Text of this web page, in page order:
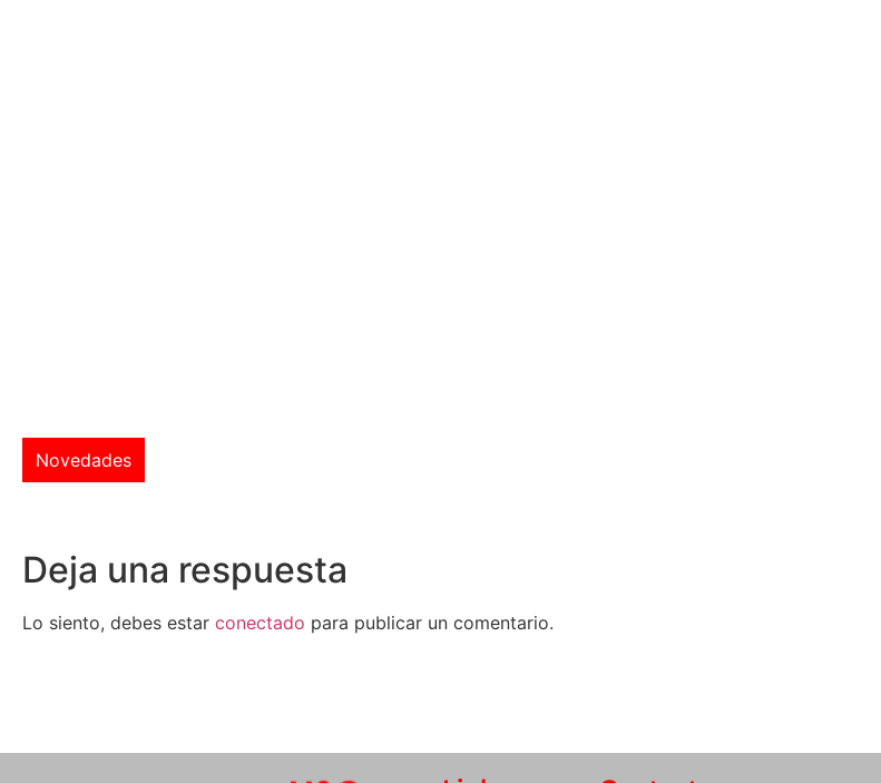
Novedades
Deja una respuesta
Lo siento, debes estar conectado para publicar un comentario.